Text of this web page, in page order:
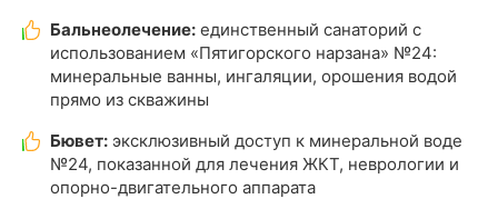
Бальнеолечение: единственный санаторий с
использованием «Пятигорского нарзана» №24:
минеральные ванны, ингаляции, орошения водой
прямо из скважины
Бювет: эксклюзивный доступ к минеральной воде
№24, показанной для лечения ЖКТ, неврологии и
опорно-двигательного аппарата